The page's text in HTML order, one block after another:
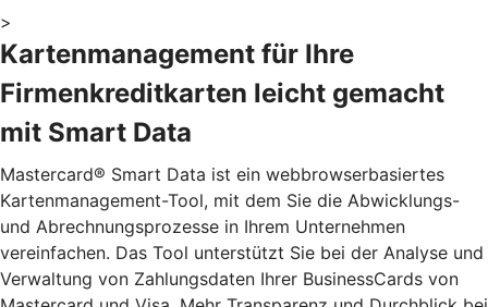
>
Kartenmanagement für Ihre
Firmenkreditkarten leicht gemacht
mit Smart Data
Mastercard® Smart Data ist ein webbrowserbasiertes
Kartenmanagement-Tool, mit dem Sie die Abwicklungs-
und Abrechnungsprozesse in Ihrem Unternehmen
vereinfachen. Das Tool unterstützt Sie bei der Analyse und
Verwaltung von Zahlungsdaten Ihrer BusinessCards von